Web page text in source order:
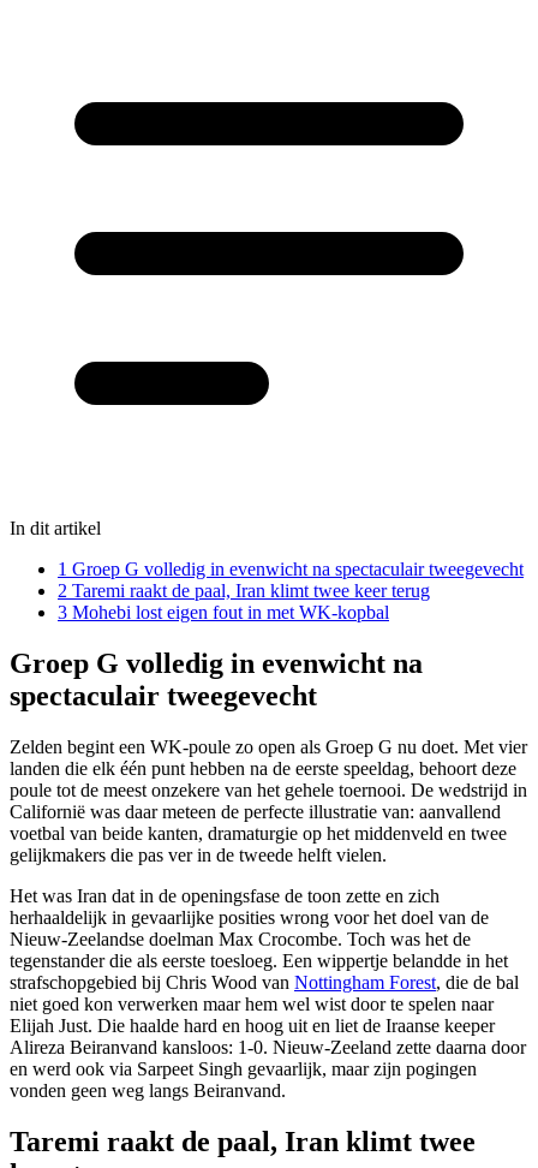
In dit artikel
1 Groep G volledig in evenwicht na spectaculair tweegevecht
2 Taremi raakt de paal, Iran klimt twee keer terug
3 Mohebi lost eigen fout in met WK-kopbal
Groep G volledig in evenwicht na
spectaculair tweegevecht
Zelden begint een WK-poule zo open als Groep G nu doet. Met vier
landen die elk één punt hebben na de eerste speeldag, behoort deze
poule tot de meest onzekere van het gehele toernooi. De wedstrijd in
Californië was daar meteen de perfecte illustratie van: aanvallend
voetbal van beide kanten, dramaturgie op het middenveld en twee
gelijkmakers die pas ver in de tweede helft vielen.
Het was Iran dat in de openingsfase de toon zette en zich
herhaaldelijk in gevaarlijke posities wrong voor het doel van de
Nieuw-Zeelandse doelman Max Crocombe. Toch was het de
tegenstander die als eerste toesloeg. Een wippertje belandde in het
strafschopgebied bij Chris Wood van Nottingham Forest, die de bal
niet goed kon verwerken maar hem wel wist door te spelen naar
Elijah Just. Die haalde hard en hoog uit en liet de Iraanse keeper
Alireza Beiranvand kansloos: 1-0. Nieuw-Zeeland zette daarna door
en werd ook via Sarpeet Singh gevaarlijk, maar zijn pogingen
vonden geen weg langs Beiranvand.
Taremi raakt de paal, Iran klimt twee